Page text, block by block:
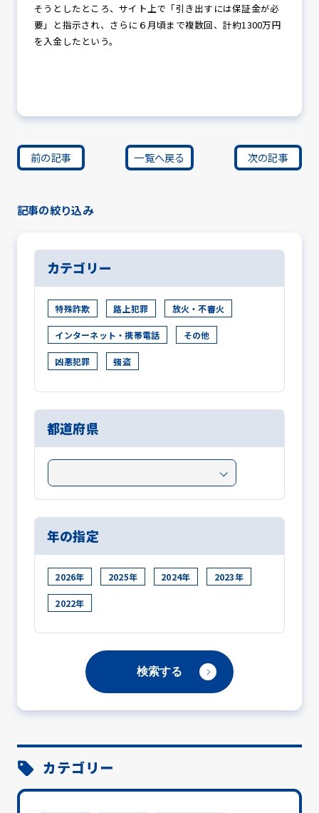
そうとしたところ、サイト上で「引き出すには保証金が必
要」と指示され、さらに６月頃まで複数回、計約1300万円
を入金したという。
前の記事 一覧へ戻る 次の記事
記事の絞り込み
カテゴリー
特殊詐欺 路上犯罪 放火・不審火
インターネット・携帯電話 その他
凶悪犯罪 強盗
都道府県
年の指定
2026年 2025年 2024年 2023年
2022年
カテゴリー